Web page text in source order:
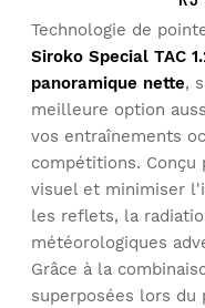
Essayez nos produits
Vous avez 30 jours à
envoyer un retour.
Vous pouvez
commande depuis
Remboursement à
paiement originel
Trier
Chercher:
Client vérifié
Vicente Calabuig
Bon produit, je vais
Trouvez-vous cet avis utile ?
Technologie de
Siroko Special TAC
panoramique nette,
meilleure option
vos entraînements
compétitions. Conçu
visuel et minimiser
les reflets, la
météorologiques
Grâce à la
superposées lors du